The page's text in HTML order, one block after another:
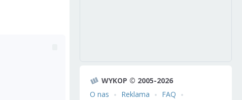
WYKOP © 2005-2026
O nas
Reklama
FAQ